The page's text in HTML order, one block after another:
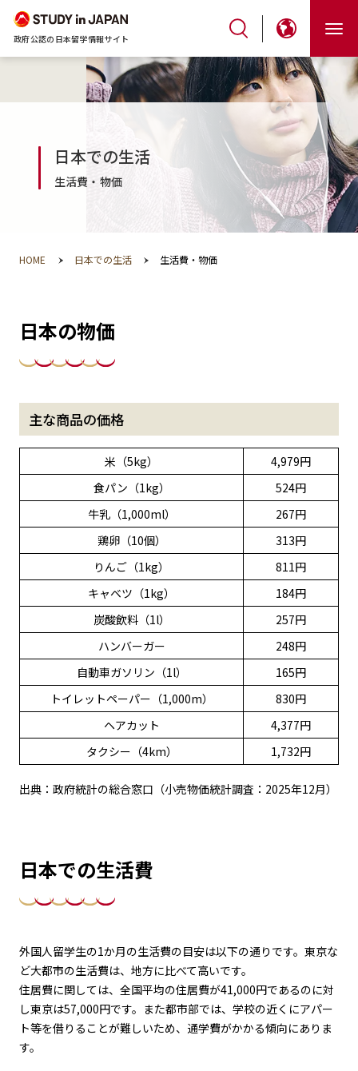
政府公認の日本留学情報サイト
日本での生活
生活費・物価
HOME 日本での生活 生活費・物価
日本の物価
主な商品の価格
米（5kg）
4,979円
食パン（1kg）
524円
牛乳（1,000ml）
267円
鶏卵（10個）
313円
りんご（1kg）
811円
キャベツ（1kg）
184円
炭酸飲料（1l）
257円
ハンバーガー
248円
自動車ガソリン（1l）
165円
トイレットペーパー（1,000m）
830円
ヘアカット
4,377円
タクシー（4km）
1,732円
出典：政府統計の総合窓口（小売物価統計調査：2025年12月）
日本での生活費
外国人留学生の1か月の生活費の目安は以下の通りです。東京な
ど大都市の生活費は、地方に比べて高いです。
住居費に関しては、全国平均の住居費が41,000円であるのに対
し東京は57,000円です。また都市部では、学校の近くにアパー
ト等を借りることが難しいため、通学費がかかる傾向にありま
す。